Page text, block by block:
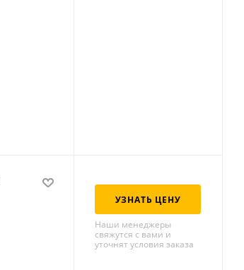
УЗНАТЬ ЦЕНУ
Наши менеджеры
свяжутся с вами и
уточнят условия заказа